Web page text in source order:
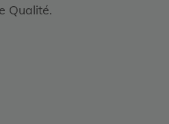
Qualité.